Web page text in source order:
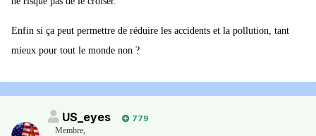
Enfin si ça peut permettre de réduire les accidents et la pollution, tant
mieux pour tout le monde non ?
US_eyes
779
Membre